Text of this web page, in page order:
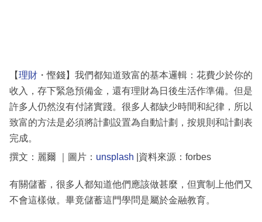
區
【理財 ・慳錢】我們都知道致富的基本邏輯：花費少於你的
收入，存下緊急預備金，還有理財為日後生活作準備。但是
許多人仍然沒有付諸實踐。很多人都缺少時間和紀律，所以
致富的方法是必須將計劃設置為自動計劃，按規則和計劃表
完成。
撰文：麗爾 ｜圖片： unsplash |資料來源：forbes
有關儲蓄，很多人都知道他們應該做甚麼，但實制上他們又
不會這樣做。畢竟儲蓄這門學問是屬於金融教育。